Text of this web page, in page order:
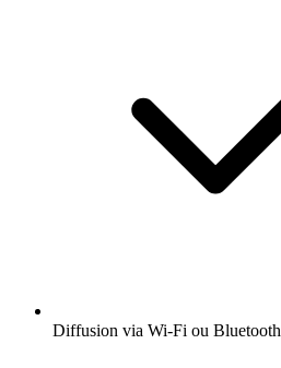
Diffusion via Wi-Fi ou Bluetooth